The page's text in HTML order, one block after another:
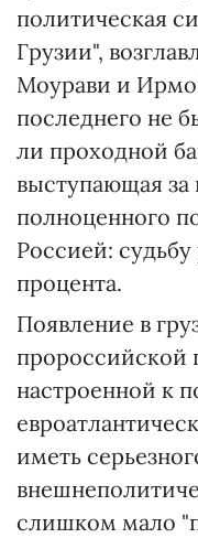
политическая
Грузии",
Моурави и
последнего не
ли проходной
выступающая за
полноценного
Россией:
процента.
Появление в
пророссийской
настроенной к
иметь
слишком мало